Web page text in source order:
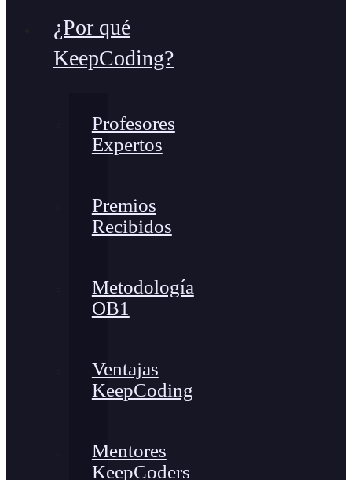
¿Por qué
KeepCoding?
Profesores
Expertos
Premios
Recibidos
Metodología
OB1
Ventajas
KeepCoding
Mentores
KeepCoders